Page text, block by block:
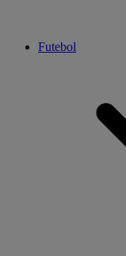
Futebol